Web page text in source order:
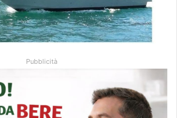
l
Pubblicità